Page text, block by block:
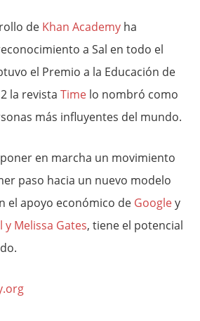
de Khan Academy ha
a Sal en todo el
el Premio a la Educación de
la revistaTime lo nombró como
más influyentes del mundo.
en marcha un movimiento
paso hacia un nuevo modelo
el apoyo económico de Googley
y Melissa Gates, tiene el potencial